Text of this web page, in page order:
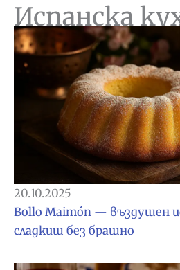
Испанска
20.10.2025
Bollo Maimón — въздушен
сладкиш без брашно